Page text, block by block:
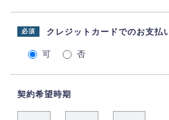
クレジットカードでのお支払
必須
可 否
契約希望時期